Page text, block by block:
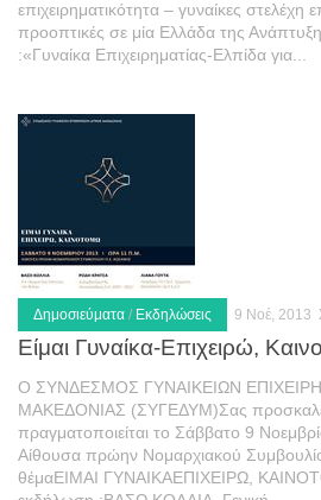
επιχειρηματικότητα – γυναίκες στελέχη
προοπτικές σε μία Ελλάδα της
:«Γυναίκα Επιχειρηματίας-Ελπίδα για...
Δημοσιεύματα / Εκδηλώσεις 9 Νοέ, 2013
Είμαι Γυναίκα-Επιχειρώ,
Ο ΣΥΝΔΕΣΜΟΣ ΓΥΝΑΙΚΕΙΩΝ
ΜΑΚΕΔΟΝΙΑΣ (ΣΥΓΕΔΥΜ)Σας
πραγματοποιείται το Σάββατο 9
Αίθουσα πρώην Νομαρχιακού
θέμαΕΙΜΑΙ ΓΥΝΑΙΚΑΕΠΙΧΕΙΡΩ,